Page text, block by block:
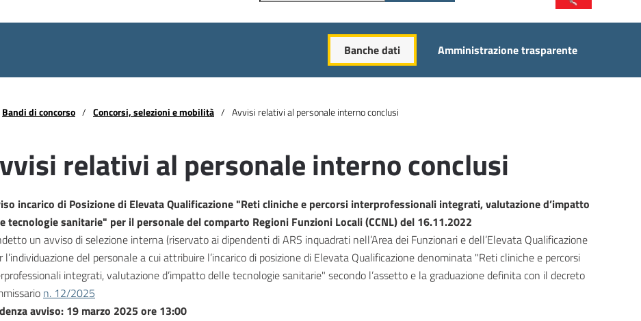
Banche dati Amministrazione trasparente
Bandi di concorso Concorsi, selezioni e mobilità Avvisi relativi al personale interno conclusi
relativi al personale interno conclusi
incarico di Posizione di Elevata Qualificazione "Reti cliniche e percorsi interprofessionali integrati, valutazione d’impatto
tecnologie sanitarie" per il personale del comparto Regioni Funzioni Locali (CCNL) del 16.11.2022
un avviso di selezione interna (riservato ai dipendenti di ARS inquadrati nell’Area dei Funzionari e dell’Elevata Qualificazione
l’individuazione del personale a cui attribuire l’incarico di posizione di Elevata Qualificazione denominata "Reti cliniche e percorsi
integrati, valutazione d’impatto delle tecnologie sanitarie" secondo l’assetto e la graduazione definita con il decreto
n. 12/2025
avviso: 19 marzo 2025 ore 13:00